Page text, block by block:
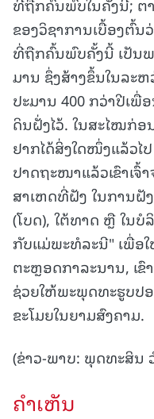
ຂອງວິຊາການເບື້ອງຕົ້ນ
ທີ່ຖືກຄົ້ນພົບຄັ້ງນີ້ ເປັນພ
ມານ ຊຶ່ງສ້າງຂຶ້ນໃນລະ
ປະມານ 400 ກວ່າປີເພື່
ດິນຝັ່ງໄວ້. ໃນສະໄໝກ່
ຢາກໄດ້ສິ່ງໃດໜຶ່ງແລ້ວໄ
ປາດຖະໜາແລ້ວເຂົາເຈົ້
ສາເຫດທີ່ຝັງ ໃນການຝັ
(ໂບດ), ໃຕ້ທາດ ຫຼື ໃນບໍ
ກັບແມ່ພະທໍລະນີ" ເພື່ອ
ຕະຫຼອດກາລະນານ, ເຂົ
ຊ່ວຍໃຫ້ພະພຸດທະຮູບປ
ຂະໂມຍໃນຍາມສົງຄາມ.
(ຂ່າວ-ພາບ: ພຸດທະສິນ
ຄໍາເຫັນ